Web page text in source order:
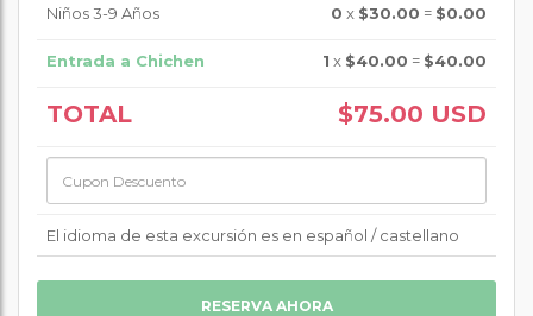
Niños 3-9 Años 0 x $30.00 = $0.00
Entrada a Chichen 1 x $40.00 = $40.00
TOTAL $75.00 USD
El idioma de esta excursión es en español / castellano